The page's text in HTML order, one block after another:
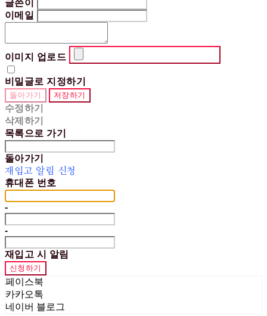
글쓴이
이메일
이미지 업로드
비밀글로 지정하기
돌아가기 저장하기
수정하기
삭제하기
목록으로 가기
돌아가기
재입고 알림 신청
휴대폰 번호
-
-
재입고 시 알림
신청하기
페이스북
카카오톡
네이버 블로그